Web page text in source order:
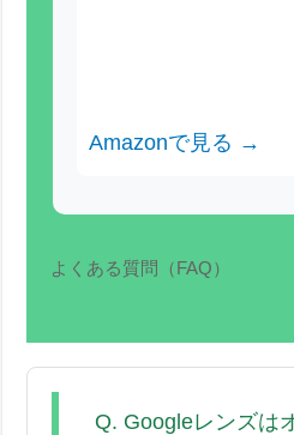
Amazonで見る →
よくある質問（FAQ）
Q. Googleレンズは